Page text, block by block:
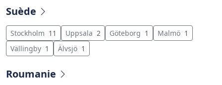
Suède
Stockholm 11 Uppsala 2 Göteborg 1 Malmö 1
Vällingby 1 Älvsjö 1
Roumanie